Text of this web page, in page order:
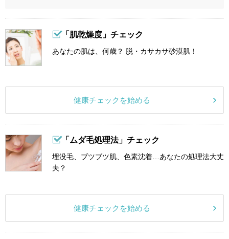
「肌乾燥度」チェック
あなたの肌は、何歳？ 脱・カサカサ砂漠肌！
健康チェックを始める
「ムダ毛処理法」チェック
埋没毛、ブツブツ肌、色素沈着…あなたの処理法大丈
夫？
健康チェックを始める